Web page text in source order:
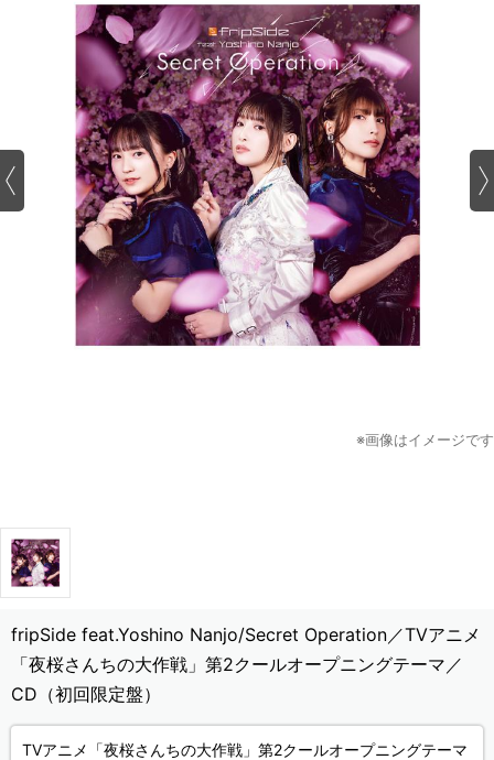
※画像はイメージです
fripSide feat.Yoshino Nanjo/Secret Operation／TVアニメ
「夜桜さんちの大作戦」第2クールオープニングテーマ／
CD（初回限定盤）
TVアニメ「夜桜さんちの大作戦」第2クールオープニングテーマ